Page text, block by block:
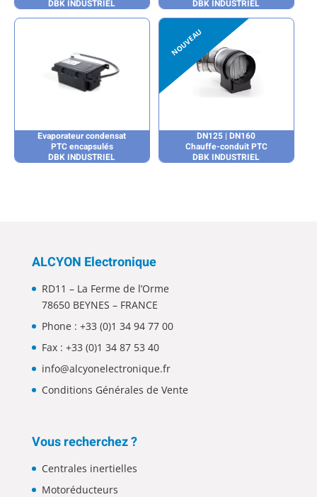
DBK INDUSTRIEL
DBK INDUSTRIEL
Evaporateur condensat
PTC encapsulés
DBK INDUSTRIEL
DN125 | DN160
Chauffe-conduit PTC
DBK INDUSTRIEL
ALCYON Electronique
RD11 – La Ferme de l’Orme
78650 BEYNES – FRANCE
Phone : +33 (0)1 34 94 77 00
Fax : +33 (0)1 34 87 53 40
info@alcyonelectronique.fr
Conditions Générales de Vente
Vous recherchez ?
Centrales inertielles
Motoréducteurs